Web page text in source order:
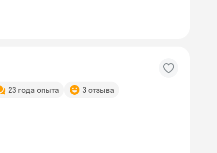
23 года опыта 3 отзыва